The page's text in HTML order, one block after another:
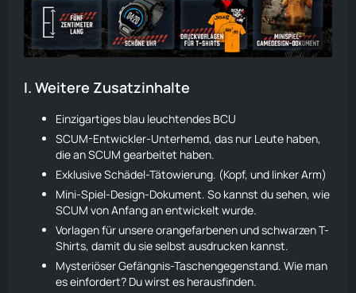
I. Weitere Zusatzinhalte
Einzigartiges blau leuchtendes BCU
SCUM-Entwickler-Unterhemd, das nur Leute haben,
die an SCUM gearbeitet haben.
Exklusive Schädel-Tätowierung. (Kopf, und linker Arm)
Mini-Spiel-Design-Dokument. So kannst du sehen, wie
SCUM von Anfang an entwickelt wurde.
Vorlagen für unsere orangefarbenen und schwarzen T-
Shirts, damit du sie selbst ausdrucken kannst.
Mysteriöser Gefängnis-Taschengegenstand. Wie man
es einfordert? Du wirst es herausfinden.